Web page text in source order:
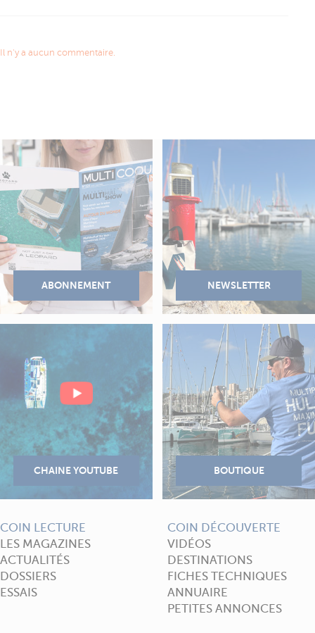
Il n'y a aucun commentaire.
COIN LECTURE
LES MAGAZINES
ACTUALITÉS
DOSSIERS
ESSAIS
COIN DÉCOUVERTE
VIDÉOS
DESTINATIONS
FICHES TECHNIQUES
ANNUAIRE
PETITES ANNONCES